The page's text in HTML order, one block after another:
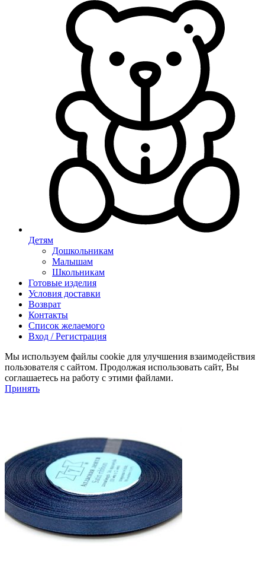
Детям
Дошкольникам
Малышам
Школьникам
Готовые изделия
Условия доставки
Возврат
Контакты
Список желаемого
Вход / Регистрация
Мы используем файлы cookie для улучшения взаимодействия
пользователя с сайтом. Продолжая использовать сайт, Вы
соглашаетесь на работу с этими файлами.
Принять